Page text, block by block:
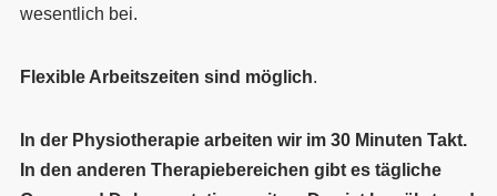
wesentlich bei.
Flexible Arbeitszeiten sind möglich.
In der Physiotherapie arbeiten wir im 30 Minuten Takt.
In den anderen Therapiebereichen gibt es tägliche